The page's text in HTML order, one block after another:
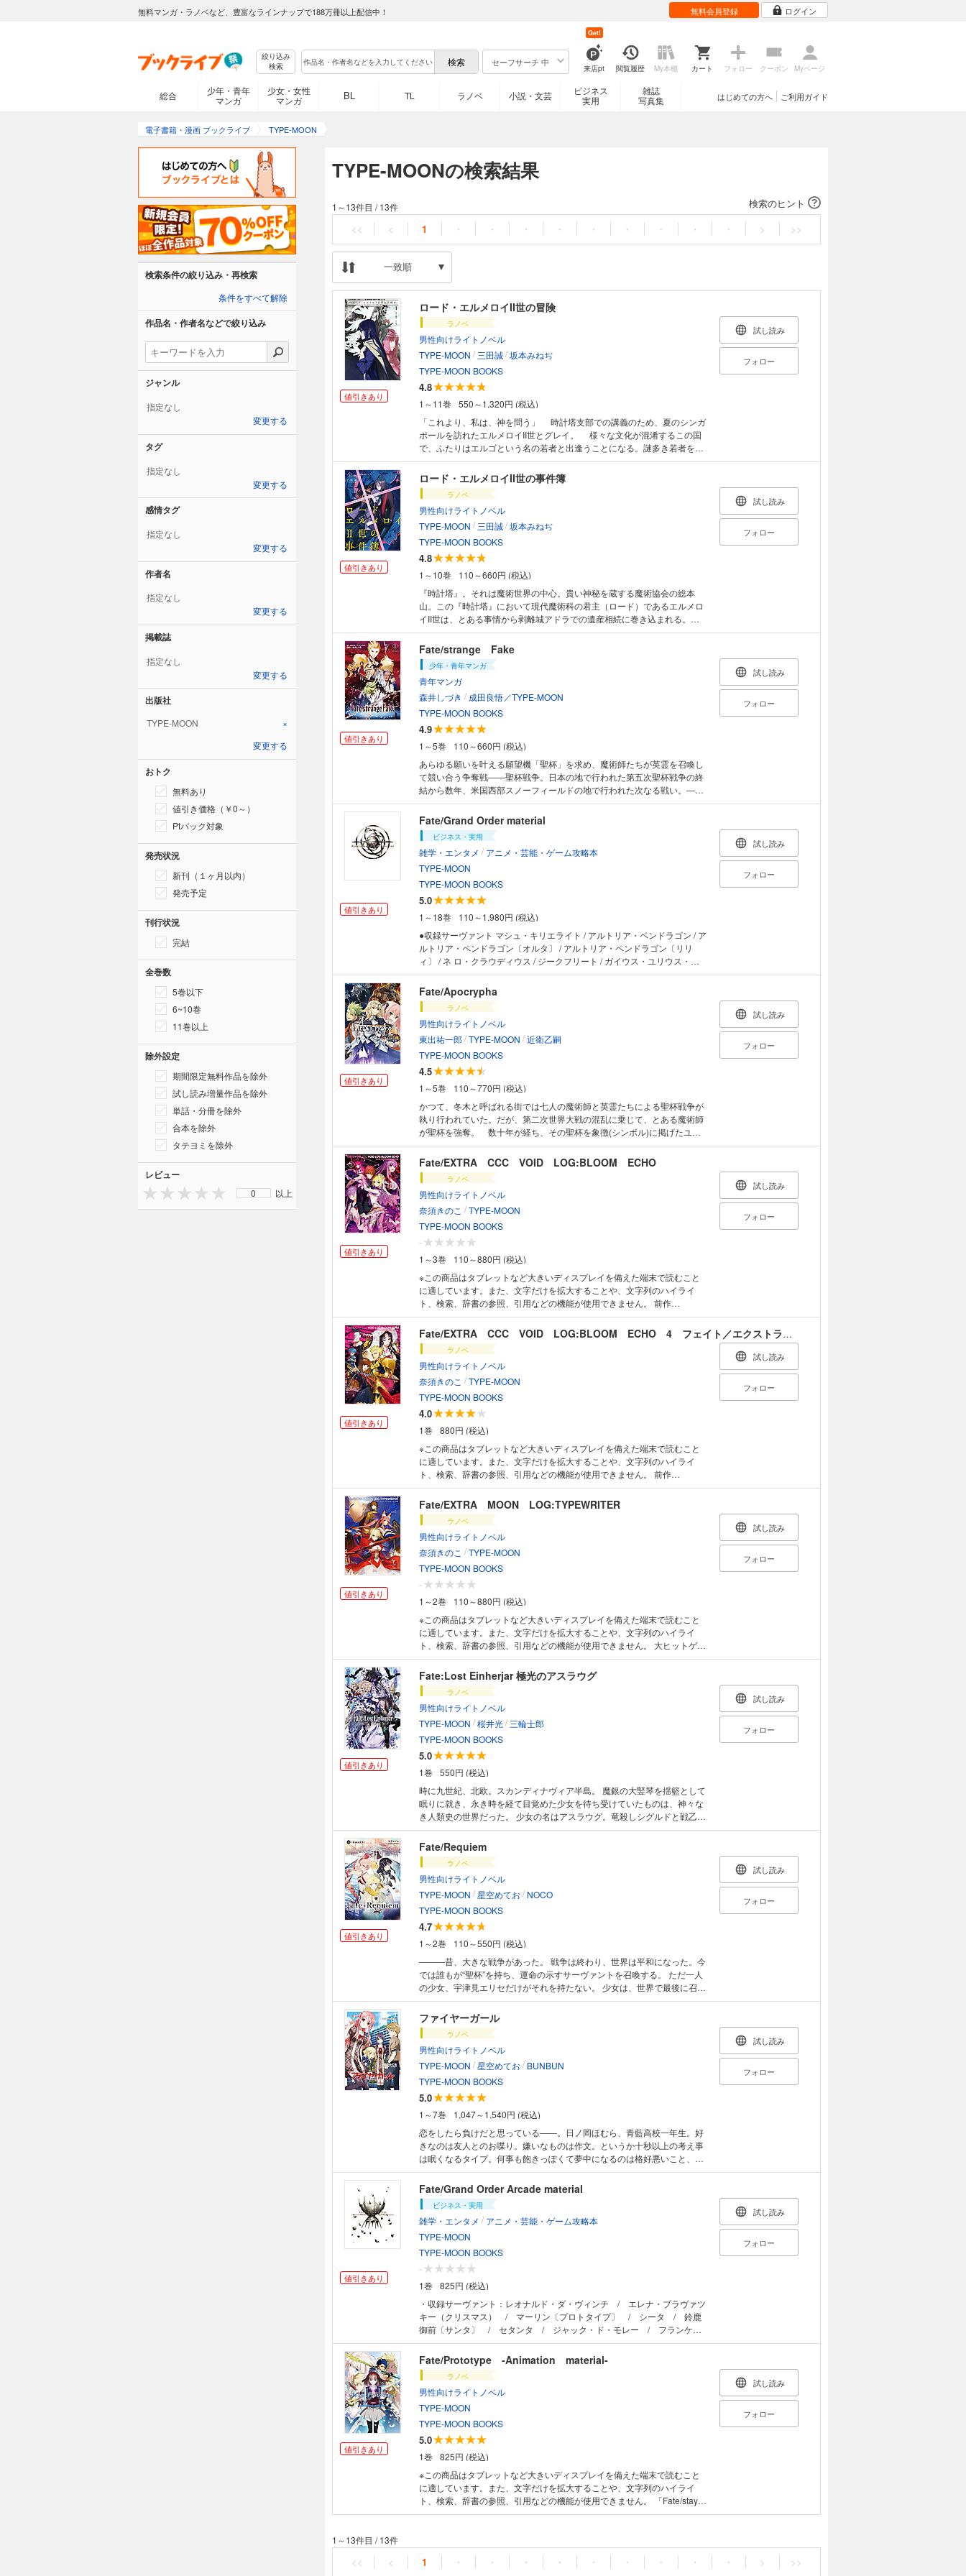
無料マンガ・ラノベなど、豊富なラインナップで188万冊以上配信中！ 無料会員登録 ログイン
絞り込み
検索
セーフサーチ 中
来店pt
Get!
閲覧履歴 My本棚 カート フォロー クーポン Myページ
総合
少年・青年
マンガ
少女・女性
マンガ
BL TL ラノベ 小説・文芸
ビジネス
実用
雑誌
写真集
ご利用ガイド
はじめての方へ
電子書籍・漫画 ブックライブ TYPE-MOON
TYPE-MOONの検索結果
検索のヒント
1～13件目 /13件
<< < 1 ・ ・ ・ ・ ・ ・ ・ ・ ・ > >>
一致順
値引きあり
ロード・エルメロイII世の冒険
ラノベ
男性向けライトノベル
TYPE-MOON / 三田誠/坂本みねぢ
TYPE-MOON BOOKS
4.8
1～11巻
550～1,320円 (税込)
「これより、私は、神を問う」 時計塔支部での講義のため、夏のシンガ
ポールを訪れたエルメロイII世とグレイ。 様々な文化が混淆するこの国
で、ふたりはエルゴという名の若者と出逢うことになる。謎多き若者を追
って現れる、アトラスの六源。かのアトラス院と彷徨海バルトアンデル
ス、そしてもうひとりの魔術師が行ったという太古の実験とは？ そし
て、II世が問うことになる神の名とは？ 魔術と伝説、幻想と神話が交錯
する『ロード・エルメロイII世の冒険』、いざ開幕。
試し読み
フォロー
値引きあり
ロード・エルメロイII世の事件簿
ラノベ
男性向けライトノベル
TYPE-MOON / 三田誠/坂本みねぢ
TYPE-MOON BOOKS
4.8
1～10巻
110～660円 (税込)
『時計塔』。それは魔術世界の中心。貴い神秘を蔵する魔術協会の総本
山。この『時計塔』において現代魔術科の君主（ロード）であるエルメロ
イII世は、とある事情から剥離城アドラでの遺産相続に巻き込まれる。城
中に鏤められた数多の天使、そして招待者たちそれぞれに与えられた〈天
使名〉の謎を解いた者だけが、剥離城アドラの『遺産』を引き継げるとい
うのだ。だが、それはけして単なる謎解きではなく、『時計塔』に所属す
る高位の魔術師たちにとってすら、あまりにも幻想的で悲愴な事件のはじ
まりであった──。魔術と神秘、幻想と謎が交錯する『ロード・エルメロ
イII世の事件簿』、いざ開幕。
試し読み
フォロー
値引きあり
Fate/strange Fake
少年・青年マンガ
青年マンガ
森井しづき / 成田良悟／TYPE-MOON
TYPE-MOON BOOKS
4.9
1～5巻
110～660円 (税込)
あらゆる願いを叶える願望機「聖杯」を求め、魔術師たちが英霊を召喚し
て競い合う争奪戦――聖杯戦争。日本の地で行われた第五次聖杯戦争の終
結から数年、米国西部スノーフィールドの地で行われた次なる戦い。――
それは偽りだらけの聖杯戦争。偽りの台座に集まった魔術師と英霊達。こ
れが偽りの聖杯戦争であると知りながら――彼らはそれでも、台座の上で
踊り続ける。真偽などは彼岸の彼方。聖杯ではなく――他でもない、彼ら
自身の信念を通すために。その時、器に満ちるのは偽りか、真実か。それ
とも――。
試し読み
フォロー
値引きあり
Fate/Grand Order material
ビジネス・実用
雑学・エンタメ / アニメ・芸能・ゲーム攻略本
TYPE-MOON
TYPE-MOON BOOKS
5.0
1～18巻
110～1,980円 (税込)
●収録サーヴァント マシュ・キリエライト / アルトリア・ペンドラゴン / ア
ルトリア・ペンドラゴン〔オルタ〕 / アルトリア・ペンドラゴン〔リリ
ィ〕 / ネ ロ・クラウディウス / ジークフリート / ガイウス・ユリウス・カ
エサル / アルテラ / ジル・ド・レェ（セイバー） / シュヴァリ エ・デオン /
エミヤ / ギルガメッシュ / ロビンフッド / アタランテ / エウリュアレ / アー
ラシュ / クー・フーリン（ラン サー） / エリザベート・バートリー / 武蔵
坊弁慶 / クー・フーリン〔プロトタイプ〕 / レオニダス一世 / ロムルス / メ
ドゥー サ / ゲオルギウス / エドワード・ティーチ / ブーディカ / 牛若丸 / ア
レキサンダー / マリー・アントワネット / マルタ / メディア / ジル・ド・レ
ェ（キャスター） / ハンス・クリスチャン・アンデルセン / ウィリアム・
シェイクスピア / メフィストフェレ ス / ヴォルフガング・アマデウス・モ
ーツァルト / 諸葛孔明〔エルメロイII世〕 / クー・フーリン（キャスター）
お気に入りのサーヴァントをもっと好きになりつつ、他のサーヴァントの
思わぬ魅力にも気付かされる珠玉の設定資料集。 続巻刊行中。 ※本書には
カードイラストおよび、最終再臨イラストは収録されておりません。
試し読み
フォロー
値引きあり
Fate/Apocrypha
ラノベ
男性向けライトノベル
東出祐一郎/TYPE-MOON /近衛乙嗣
TYPE-MOON BOOKS
4.5
1～5巻
110～770円 (税込)
かつて、冬木と呼ばれる街では七人の魔術師と英霊たちによる聖杯戦争が
執り行われていた。だが、第二次世界大戦の混乱に乗じて、とある魔術師
が聖杯を強奪。 数十年が経ち、その聖杯を象徴(シンボル)に掲げたユグ
ドミレニア一族は魔術協会からの離反、組織の独立を宣言。怒れる魔術協
会は刺客を送り込むが、彼らが召喚したサーヴァントによって返り討ちに
遭う。 サーヴァントに対抗するにはサーヴァント。聖杯戦争のシステム
が変更され、七騎対七騎という空前絶後の規模の戦争――聖杯大戦が勃
発。 一方、聖杯大戦の審判として十五人目のサーヴァント――ジャン
ヌ・ダルクが召喚される。彼女は自分が召喚されたことへの疑念を抱きな
がらも、舞台となる街トゥリファスへと赴くが……。
試し読み
フォロー
値引きあり
Fate/EXTRA CCC VOID LOG:BLOOM ECHO
ラノベ
男性向けライトノベル
奈須きのこ /TYPE-MOON
TYPE-MOON BOOKS
-
1～3巻
110～880円 (税込)
※この商品はタブレットなど大きいディスプレイを備えた端末で読むこと
に適しています。また、文字だけを拡大することや、文字列のハイライ
ト、検索、辞書の参照、引用などの機能が使用できません。 前作
「Fate/EXTRA MOON LOG:TYPEWRITER」に引き続き、約500ページの
大ボリュームでお届け!奈須きのこ書き下ろしの情熱的かつ軽妙なシナリオ
は秀逸。各サーヴァントの個性あふれる会話を見比べることが出来るのも
シナリオ集ならでは。更に各章扉のイラストはワダアルコ描き下ろし!第1
巻は「序章」から「第2章」までを収録。
試し読み
フォロー
値引きあり
Fate/EXTRA CCC VOID LOG:BLOOM ECHO 4 フェイト／エクストラ CCC シナリオ集
ラノベ
男性向けライトノベル
奈須きのこ /TYPE-MOON
TYPE-MOON BOOKS
4.0
1巻
880円 (税込)
※この商品はタブレットなど大きいディスプレイを備えた端末で読むこと
に適しています。また、文字だけを拡大することや、文字列のハイライ
ト、検索、辞書の参照、引用などの機能が使用できません。 前作
「Fate/EXTRA」を凌駕する膨大なシナリオテキストを４巻にわたって完
全収録！ 溺れる夜が、始まる――― サクラ迷宮クライマックスの「最終
章」シナリオを収録
試し読み
フォロー
値引きあり
Fate/EXTRA MOON LOG:TYPEWRITER
ラノベ
男性向けライトノベル
奈須きのこ /TYPE-MOON
TYPE-MOON BOOKS
-
1～2巻
110～880円 (税込)
※この商品はタブレットなど大きいディスプレイを備えた端末で読むこと
に適しています。また、文字だけを拡大することや、文字列のハイライ
ト、検索、辞書の参照、引用などの機能が使用できません。 大ヒットゲー
ム「Fate/EXTRA」のシナリオ集。上下巻合わせて1000ページを超える大
ボリューム!セイバー、アーチャー、キャスターのセリフは三者三様。個性
あふれる会話を見比べることが出来るのもシナリオ集ならでは。おまけと
してサーヴァントとの特殊会話やデッドエンド集もしっかり収録。ゲーム
プレイ時には見逃していた会話も意外と多いかも!?さらに、各章ごとにワ
ダアルコ描き下ろしによる扉イラストを使用!またゲーム内でのみ見ること
が出来た各種設定テキストも収録。シナリオ以外のお楽しみもてんこ盛り
でお届けします!奈須きのこが語るもう一つの聖杯戦争、是非ご堪能下さ
い。
試し読み
フォロー
値引きあり
Fate:Lost Einherjar 極光のアスラウグ
ラノベ
男性向けライトノベル
TYPE-MOON /桜井光/ 三輪士郎
TYPE-MOON BOOKS
5.0
1巻
550円 (税込)
時に九世紀、北欧。スカンディナヴィア半島。 魔銀の大竪琴を揺籃として
眠りに就き、永き時を経て目覚めた少女を待ち受けていたものは、神々な
き人類史の世界だった。 少女の名はアスラウグ。竜殺しシグルドと戦乙女
ブリュンヒルデの娘。 息を潜めるようにして生きる少女の日々は、ある時
を境に一変する。 それこそ、恐れるものなきヴァイキングの勇士にして未
来の王、ラグナル・ロズブロークとの出逢いだった。 そして西暦二〇一Ｘ
年、北欧はノルウェー首都オスロ。 史上初の魔術儀式である亜種二連聖杯
戦争において、アスラウグとラグナルは共に、殺し合うための神秘の兵器
(サーヴァント)として召喚される。 それは、奇しくも── 最後の戦乙女(ワ
ルキューレ)と最後の勇士の魂(エインヘリャル)の、千年を経た邂逅だっ
試し読み
フォロー
値引きあり
Fate/Requiem
ラノベ
男性向けライトノベル
TYPE-MOON /星空めてお / NOCO
TYPE-MOON BOOKS
4.7
1～2巻
110～550円 (税込)
―――昔、大きな戦争があった。 戦争は終わり、世界は平和になった。今
では誰もが“聖杯”を持ち、運命の示すサーヴァントを召喚する。 ただ一人
の少女、宇津見エリセだけがそれを持たない。 少女は、世界で最後に召喚
されたサーヴァントの少年と出会う。 だが彼女はまだ、自分の運命を知ら
ない。
試し読み
フォロー
ファイヤーガール
ラノベ
男性向けライトノベル
TYPE-MOON /星空めてお / BUNBUN
TYPE-MOON BOOKS
5.0
1～7巻
1,047～1,540円 (税込)
恋をしたら負けだと思っている――。日ノ岡ほむら、青藍高校一年生。好
きなのは友人とのお喋り。嫌いなものは作文。というか十秒以上の考え事
は眠くなるタイプ。何事も飽きっぽくて夢中になるのは格好悪いこと、と
まで感じる彼女は、高校デビューに失敗気味。そんなほむらが「魔法使い
やってみないか？」と誘われるまま入部したのは、未知の惑星の調査を部
活動とする、国際連合に所属する探検部だった。剣道少年の東野巧。文武
両道で美人の御陵真世先輩。そしてゴーレムの雨乃。仲間たちと一緒にパ
ーティを組み、木星に匹敵するという壮大なスケールの別世界・虚惑星(ヌ
テラ)へと向かう。
試し読み
フォロー
値引きあり
Fate/Grand Order Arcade material
ビジネス・実用
雑学・エンタメ / アニメ・芸能・ゲーム攻略本
TYPE-MOON
TYPE-MOON BOOKS
-
1巻
825円 (税込)
・収録サーヴァント：レオナルド・ダ・ヴィンチ / エレナ・ブラヴァツ
キー（クリスマス） / マーリン〔プロトタイプ〕 / シータ / 鈴鹿
御前〔サンタ〕 / セタンタ / ジャック・ド・モレー / フランケン
シュタイン（クリスマス） / ラーヴァ／ティアマト / ソドムズビー
スト／ドラコ― / ネモ / カーマ（ミステイク）（掲載順）
試し読み
フォロー
値引きあり
Fate/Prototype -Animation material-
ラノベ
男性向けライトノベル
TYPE-MOON
TYPE-MOON BOOKS
5.0
1巻
825円 (税込)
※この商品はタブレットなど大きいディスプレイを備えた端末で読むこと
に適しています。また、文字だけを拡大することや、文字列のハイライ
ト、検索、辞書の参照、引用などの機能が使用できません。 「Fate/stay
night」の原型として映像化され、話題となった「Fate/Prototype」。通常
脚本に起こした上でコンテを作成し、その中から尺に合わせてカットを刈
り込む、という制作方式が取られました。その為に、作成されておきなが
試し読み
フォロー
1～13件目 /13件
<< < 1 ・ ・ ・ ・ ・ ・ ・ ・ ・ > >>
検索条件の絞り込み・再検索
条件をすべて解除
作品名・作者名などで絞り込み
ジャンル
指定なし
変更する
タグ
指定なし
変更する
感情タグ
指定なし
変更する
作者名
指定なし
変更する
掲載誌
指定なし
変更する
出版社
TYPE-MOON ×
変更する
おトク
無料あり
値引き価格（￥0～）
Ptバック対象
発売状況
新刊（１ヶ月以内）
発売予定
刊行状況
完結
全巻数
5巻以下
6~10巻
11巻以上
除外設定
期間限定無料作品を除外
試し読み増量作品を除外
単話・分冊を除外
合本を除外
タテヨミを除外
レビュー
0 以上